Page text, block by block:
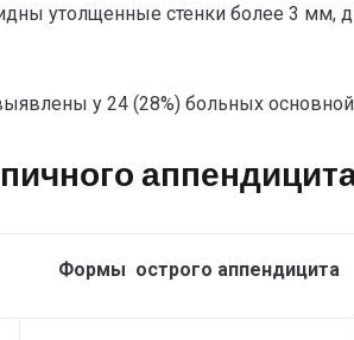
утолщенные стенки более 3 мм,
у 24 (28%) больных
Формы острого аппендицита